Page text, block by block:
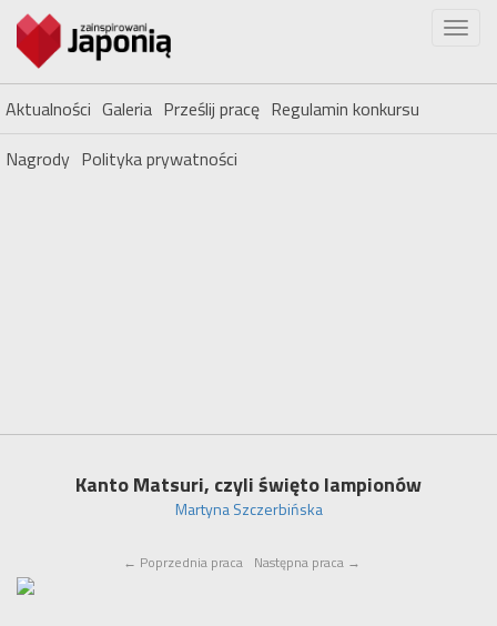
Aktualności Galeria Prześlij pracę Regulamin konkursu
Nagrody Polityka prywatności
Kanto Matsuri, czyli święto lampionów
Martyna Szczerbińska
← Poprzednia praca Następna praca →